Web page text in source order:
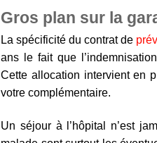
Gros plan sur la
La spécificité du contrat de
ans le fait que
Cette allocation intervient en
votre complémentaire.
Un séjour à l’hôpital n’est